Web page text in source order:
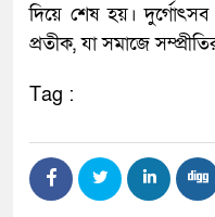
দিয়ে শেষ হয়।
প্রতীক, যা সমাজে
Tag :